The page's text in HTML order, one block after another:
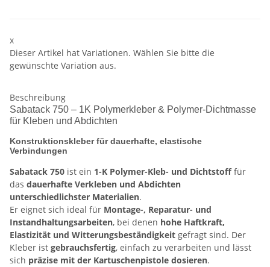
x
Dieser Artikel hat Variationen. Wählen Sie bitte die
gewünschte Variation aus.
Beschreibung
Sabatack 750 – 1K Polymerkleber & Polymer-Dichtmasse
für Kleben und Abdichten
Konstruktionskleber für dauerhafte, elastische
Verbindungen
Sabatack 750 ist ein 1-K Polymer-Kleb- und Dichtstofffür
das dauerhafte Verkleben und Abdichten
unterschiedlichster Materialien.
Er eignet sich ideal für Montage-, Reparatur- und
Instandhaltungsarbeiten, bei denen hohe Haftkraft,
Elastizität und Witterungsbeständigkeit gefragt sind. Der
Kleber ist gebrauchsfertig, einfach zu verarbeiten und lässt
sich präzise mit der Kartuschenpistole dosieren.